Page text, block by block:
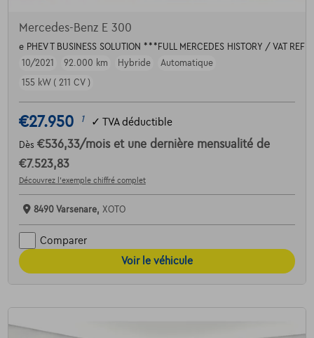
Mercedes-Benz E 300
e PHEV T BUSINESS SOLUTION ***FULL MERCEDES HISTORY / VAT
10/2021
92.000 km Hybride
Automatique
155 kW ( 211 CV )
€27.950 1 ✓ TVA déductible
Dès €536,33/mois et une dernière mensualité de
€7.523,83
Découvrez l’exemple chiffré complet
8490 Varsenare, XOTO
Comparer
Voir le véhicule